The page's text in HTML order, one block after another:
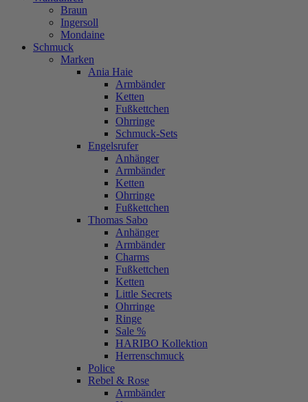
Braun
Ingersoll
Mondaine
Schmuck
Marken
Ania Haie
Armbänder
Ketten
Fußkettchen
Ohrringe
Schmuck-Sets
Engelsrufer
Anhänger
Armbänder
Ketten
Ohrringe
Fußkettchen
Thomas Sabo
Anhänger
Armbänder
Charms
Fußkettchen
Ketten
Little Secrets
Ohrringe
Ringe
Sale %
HARIBO Kollektion
Herrenschmuck
Police
Rebel & Rose
Armbänder